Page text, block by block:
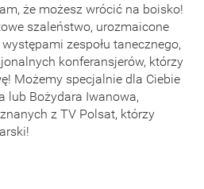
że możesz wrócić na boisko!
szaleństwo, urozmaicone
zespołu tanecznego,
konferansjerów, którzy
Możemy specjalnie dla Ciebie
lub Bożydara Iwanowa,
z TV Polsat, którzy